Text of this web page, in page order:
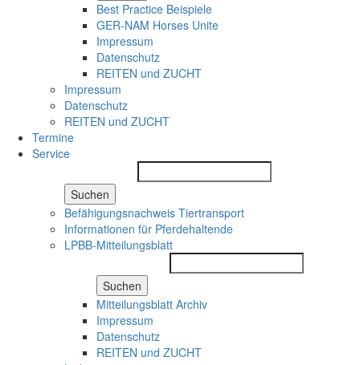
Best Practice Beispiele
GER-NAM Horses Unite
Impressum
Datenschutz
REITEN und ZUCHT
Impressum
Datenschutz
REITEN und ZUCHT
Termine
Service
Suchen
Befähigungsnachweis Tiertransport
Informationen für Pferdehaltende
LPBB-Mitteilungsblatt
Suchen
Mitteilungsblatt Archiv
Impressum
Datenschutz
REITEN und ZUCHT